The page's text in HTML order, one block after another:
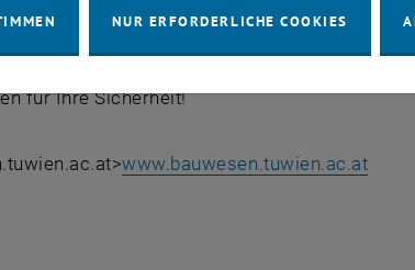
stellt sich vor
für Ihre Sicherheit!
www.bauwesen.tuwien.ac.at
NUR ERFORDERLICHE COOKIES